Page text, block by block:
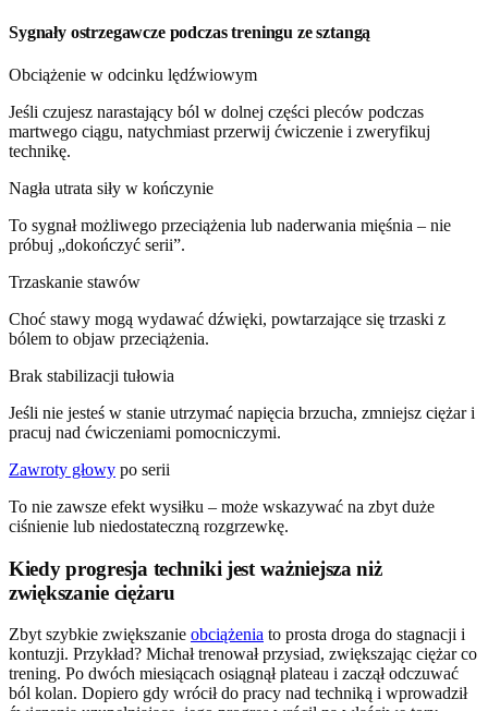
Sygnały ostrzegawcze podczas treningu ze sztangą
Obciążenie w odcinku lędźwiowym
Jeśli czujesz narastający ból w dolnej części pleców podczas
martwego ciągu, natychmiast przerwij ćwiczenie i zweryfikuj
technikę.
Nagła utrata siły w kończynie
To sygnał możliwego przeciążenia lub naderwania mięśnia – nie
próbuj „dokończyć serii”.
Trzaskanie stawów
Choć stawy mogą wydawać dźwięki, powtarzające się trzaski z
bólem to objaw przeciążenia.
Brak stabilizacji tułowia
Jeśli nie jesteś w stanie utrzymać napięcia brzucha, zmniejsz ciężar i
pracuj nad ćwiczeniami pomocniczymi.
Zawroty głowy po serii
To nie zawsze efekt wysiłku – może wskazywać na zbyt duże
ciśnienie lub niedostateczną rozgrzewkę.
Kiedy progresja techniki jest ważniejsza niż
zwiększanie ciężaru
Zbyt szybkie zwiększanie obciążenia to prosta droga do stagnacji i
kontuzji. Przykład? Michał trenował przysiad, zwiększając ciężar co
trening. Po dwóch miesiącach osiągnął plateau i zaczął odczuwać
ból kolan. Dopiero gdy wrócił do pracy nad techniką i wprowadził